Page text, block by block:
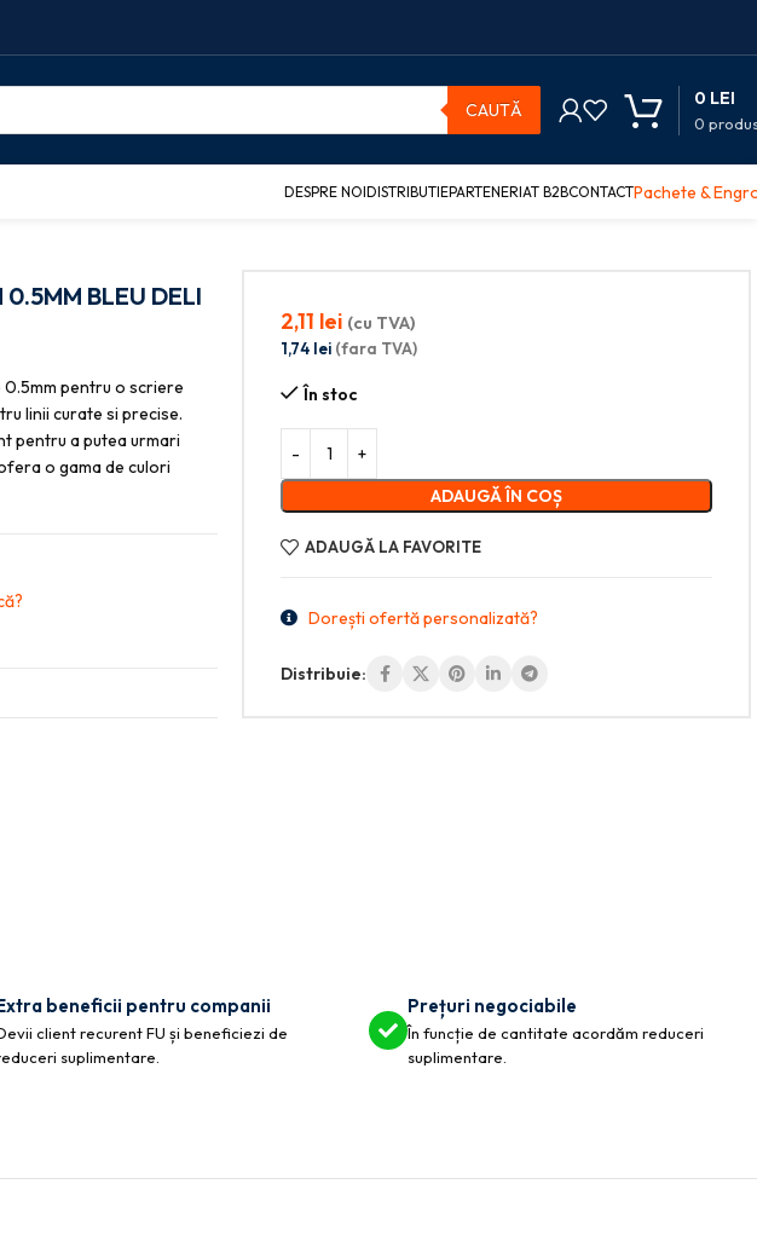
CAUTĂ
0
0 LEI
DESPRE NOIDISTRIBUTIEPARTENERIAT B2BCONTACTPachete &
0.5MM BLEU DELI
0.5mm pentru o scriere
linii curate si precise.
pentru a putea urmari
o gama de culori
2,11 lei (cu TVA)
1,74 lei (fara TVA)
În stoc
ADAUGĂ ÎN COȘ
ADAUGĂ LA FAVORITE
Dorești ofertă personalizată?
Distribuie:
beneficii pentru companii
client recurent FU și beneficiezi de
suplimentare.
Prețuri negociabile
În funcție de cantitate acordăm reduceri
suplimentare.